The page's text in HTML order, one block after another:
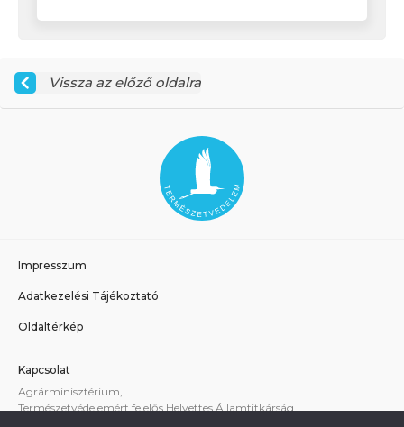
Vissza az előző oldalra
Impresszum
Adatkezelési Tájékoztató
Oldaltérkép
Kapcsolat
Agrárminisztérium,
Természetvédelemért felelős Helyettes Államtitkárság